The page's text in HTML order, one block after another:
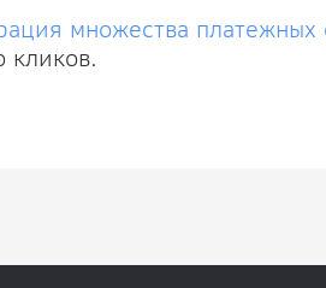
множества платежных
кликов.